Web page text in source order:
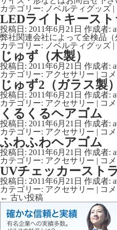
カテゴリー: ノベルティグッズ |
LEDライトキース
投稿日: 2011年6月21日 作成者:
弊社関連会社によって全検品
カテゴリー: ノベルティグッズ |
じゅず（木製）
投稿日: 2011年6月21日 作成者:
カテゴリー: アクセサリー | コ
じゅず2（ガラス製）
投稿日: 2011年6月21日 作成者:
カテゴリー: アクセサリー | コ
くるくるヘアゴム
投稿日: 2011年6月21日 作成者:
カテゴリー: アクセサリー | コ
ふわふわヘアゴム
投稿日: 2011年6月21日 作成者:
カテゴリー: アクセサリー | コ
UVチェッカースト
投稿日: 2011年6月21日 作成者:
カテゴリー: アクセサリー | コ
← 古い投稿